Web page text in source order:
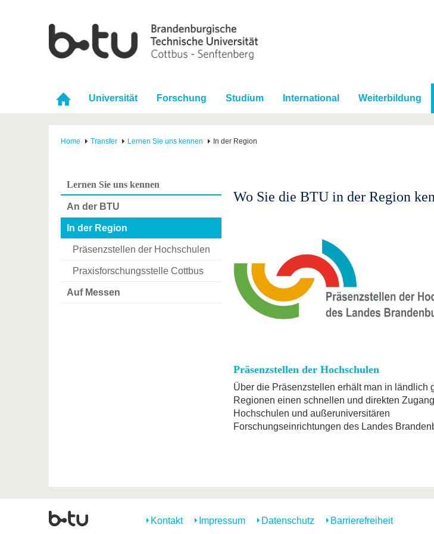
Universität Forschung Studium International Weiterbildung
Home Transfer Lernen Sie uns kennen In der Region
Lernen Sie uns kennen
An der BTU
In der Region
Präsenzstellen der Hochschulen
Praxisforschungsstelle Cottbus
Auf Messen
Wo Sie die BTU in der Region
Präsenzstellen der Hochschulen
Über die Präsenzstellen erhält man in ländlich
Regionen einen schnellen und direkten
Hochschulen und außeruniversitären
Forschungseinrichtungen des Landes
Kontakt Impressum Datenschutz Barrierefreiheit